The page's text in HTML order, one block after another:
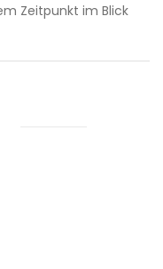
Zeitpunkt im Blick